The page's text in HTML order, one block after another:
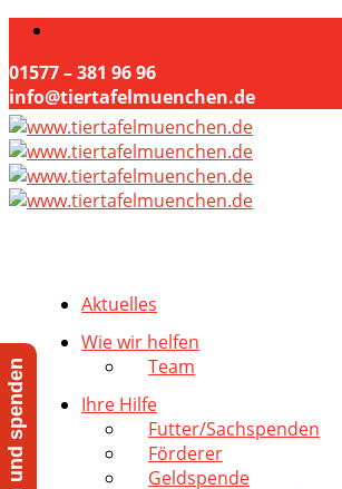
01577 – 381 96 96
info@tiertafelmuenchen.de
Aktuelles
Wie wir helfen
Team
Ihre Hilfe
Futter/Sachspenden
Förderer
Geldspende